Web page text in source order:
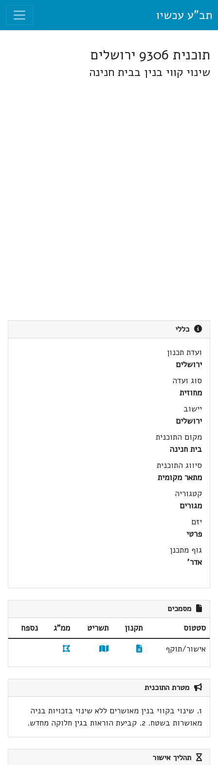
תב"ע עכשיו
תוכנית 9306 ירושלים
שינוי קווי בנין בבית חנינה
כללי
ועדת תכנון
ירושלים
סוג ועדה
מחוזית
יישוב
ירושלים
מקום התוכנית
בית חנינה
סיווג התוכנית
מתאר מקומית
קטגוריה
מגורים
יזם
פרטי
גוף מתכנן
אדר'
מסמכים
סטטוס תקנון תשריט ממ"ג
נספח
אישור/תוקף
מטרת התוכנית
1. שינוי בקווי בנין מאושרים ללא שינוי בזכויות בניה
מאושרות בשטח. 2. קביעת הוראות בגין חלוקה מחדש.
תהליך אישור